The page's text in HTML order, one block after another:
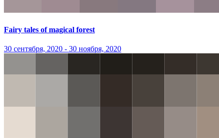
Fairy tales of magical forest
30 сентября, 2020 - 30 ноября, 2020